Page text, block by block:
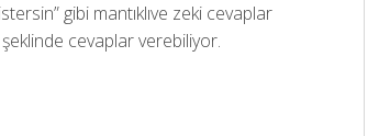
gibi mantıklıve zeki cevaplar
cevaplar verebiliyor.